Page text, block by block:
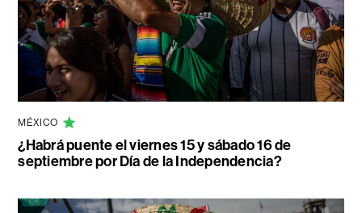
MÉXICO
¿Habrá puente el viernes 15 y sábado 16 de
septiembre por Día de la Independencia?